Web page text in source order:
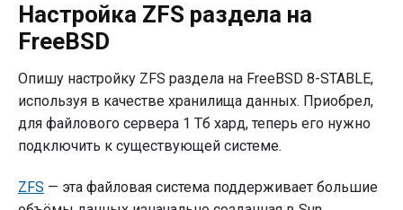
Настройка ZFS раздела на
FreeBSD
Опишу настройку ZFS раздела на FreeBSD 8-STABLE,
используя в качестве хранилища данных. Приобрел,
для файлового сервера 1 Тб хард, теперь его нужно
подключить к существующей системе.
ZFS — эта файловая система поддерживает большие